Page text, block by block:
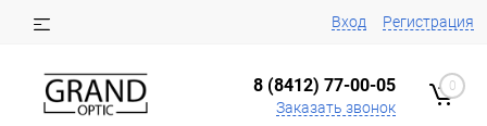
Вход Регистрация
8 (8412) 77-00-05
Заказать звонок
0